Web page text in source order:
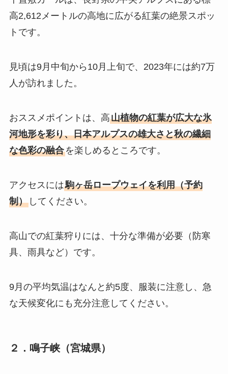
高2,612メートルの高地に広がる紅葉の絶景スポッ
トです。
見頃は9月中旬から10月上旬で、2023年には約7万
人が訪れました。
おススメポイントは、高山植物の紅葉が広大な氷
河地形を彩り、日本アルプスの雄大さと秋の繊細
な色彩の融合を楽しめるところです。
アクセスには駒ヶ岳ロープウェイを利用（予約
制）してください。
高山での紅葉狩りには、十分な準備が必要（防寒
具、雨具など）です。
9月の平均気温はなんと約5度、服装に注意し、急
な天候変化にも充分注意してください。
２．鳴子峡（宮城県）